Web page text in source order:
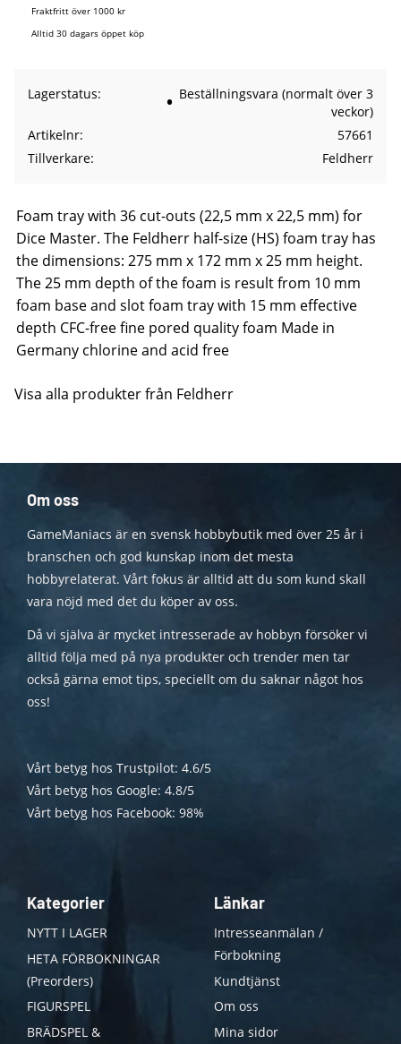
Fraktfritt över 1000 kr
Alltid 30 dagars öppet köp
Lagerstatus
Beställningsvara (normalt över 3
veckor)
Artikelnr
57661
Tillverkare
Feldherr
Foam tray with 36 cut-outs (22,5 mm x 22,5 mm) for
Dice Master. The Feldherr half-size (HS) foam tray has
the dimensions: 275 mm x 172 mm x 25 mm height.
The 25 mm depth of the foam is result from 10 mm
foam base and slot foam tray with 15 mm effective
depth CFC-free fine pored quality foam Made in
Germany chlorine and acid free
Visa alla produkter från Feldherr
Om oss
GameManiacs är en svensk hobbybutik med över 25 år i
branschen och god kunskap inom det mesta
hobbyrelaterat. Vårt fokus är alltid att du som kund skall
vara nöjd med det du köper av oss.
Då vi själva är mycket intresserade av hobbyn försöker vi
alltid följa med på nya produkter och trender men tar
också gärna emot tips, speciellt om du saknar något hos
oss!
Vårt betyg hos Trustpilot: 4.6/5
Vårt betyg hos Google: 4.8/5
Vårt betyg hos Facebook: 98%
Kategorier
NYTT I LAGER
HETA FÖRBOKNINGAR
(Preorders)
FIGURSPEL
BRÄDSPEL &
Länkar
Intresseanmälan /
Förbokning
Kundtjänst
Om oss
Mina sidor